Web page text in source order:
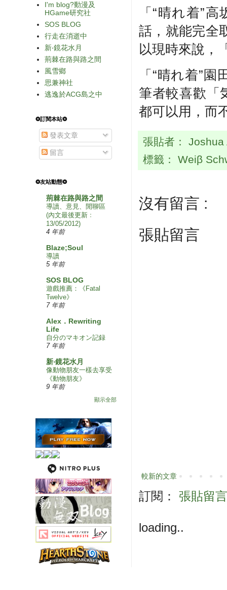
「“晴れ着”
話，就能完全
以現時來說，
「“晴れ着”
筆者較喜歡「
都可以用，而
張貼者：
標籤： Weiβ
沒有留言 :
張貼留言
較新的文章
訂閱： 張貼留
loading..
I'm blog?動漫及
HGame研究社
SOS BLOG
行走在消逝中
新‧鏡花水月
荊棘在路與路之間
風雪鄉
思兼神社
逃逸於ACG島之中
❂訂閱本站❂
發表文章
留言
❂友站動態❂
荊棘在路與路之間
導讀、意見、閒聊區
(內文最後更新﹕
13/05/2012)
4 年前
Blaze;Soul
導讀
5 年前
SOS BLOG
遊戲推薦：《Fatal
Twelve》
7 年前
Alex．Rewriting
Life
自分のマキオン記録
7 年前
新‧鏡花水月
像動物朋友一樣去享受
《動物朋友》
9 年前
顯示全部